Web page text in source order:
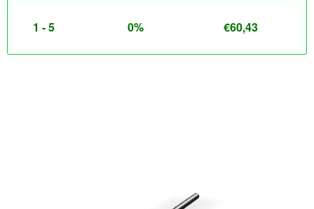
1 - 5 0% €60,43